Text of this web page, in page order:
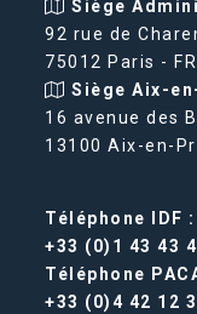
Siège
92 rue de
75012 Paris -
Siège Aix-
16 avenue des
13100 Aix-en-
Téléphone IDF :
+33 (0)1 43 43
Téléphone
+33 (0)4 42 12